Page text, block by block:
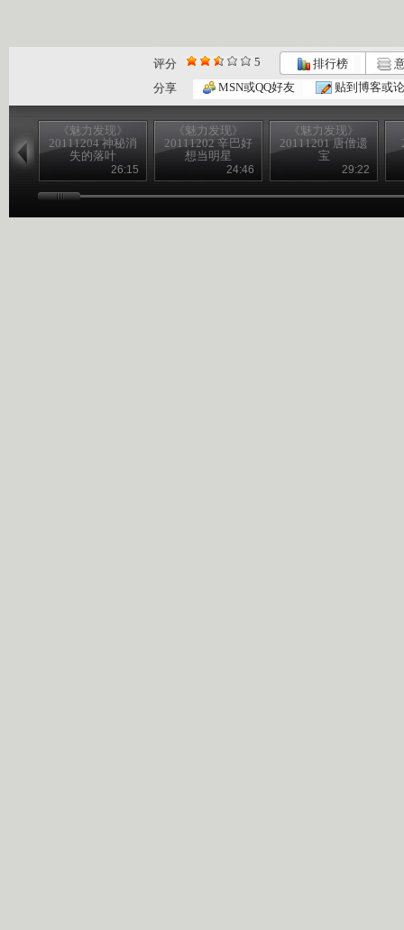
评分 5 排行榜
分享
MSN或QQ好友 贴到博客或
《魅力发现》
20111204 神秘消
失的落叶
26:15
《魅力发现》
20111202 辛巴好
想当明星
24:46
《魅力发现》
20111201 唐僧遗
宝
29:22